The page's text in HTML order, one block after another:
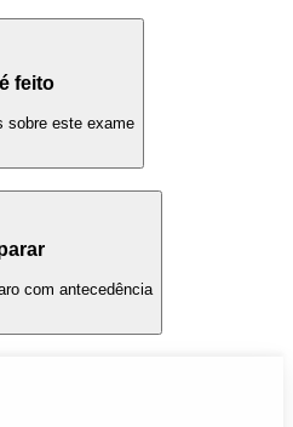
feito
sobre este exame
com antecedência